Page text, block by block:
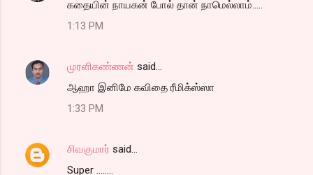
கதையின் நாயகன் போல் தான் நாமெல்லாம்.....
1:13 PM
முரளிகண்ணன் said…
ஆஹா இனிமே கவிதை ரீமிக்ஸ்ஸா
1:33 PM
சிவகுமார் said…
Super ........